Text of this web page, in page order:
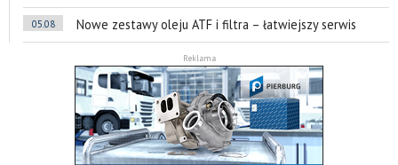
05.08 Nowe zestawy oleju ATF i filtra – łatwiejszy serwis
Reklama